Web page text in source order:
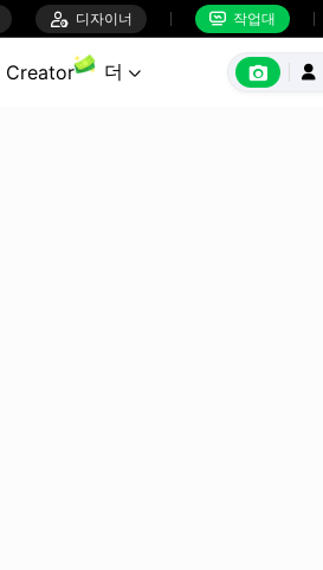
 디자이너  작업대
Creator 더   